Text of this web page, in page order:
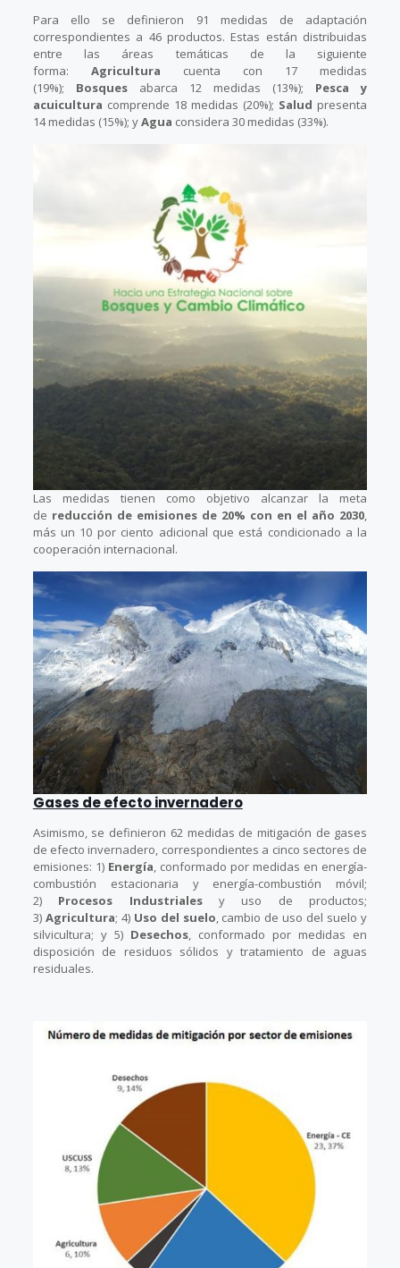
Para ello se definieron 91 medidas de adaptación
correspondientes a 46 productos. Estas están distribuidas
entre las áreas temáticas de la siguiente
forma: Agricultura cuenta con 17 medidas
(19%); Bosquesabarca 12 medidas (13%); Pesca y
acuicultura comprende 18 medidas (20%); Salud presenta
14 medidas (15%); yAgua considera 30 medidas (33%).
Las medidas tienen como objetivo alcanzar la meta
de reducción de emisiones de 20% con en el año 2030,
más un 10 por ciento adicional que está condicionado a la
cooperación internacional.
Gases de efecto invernadero
Asimismo, se definieron 62 medidas de mitigación de gases
de efecto invernadero, correspondientes a cinco sectores de
emisiones: 1) Energía, conformado por medidas en energía-
combustión estacionaria y energía-combustión móvil;
2) Procesos Industrialesy uso de productos;
3) Agricultura; 4) Uso del suelo, cambio de uso del suelo y
silvicultura; y 5) Desechos, conformado por medidas en
disposición de residuos sólidos y tratamiento de aguas
residuales.